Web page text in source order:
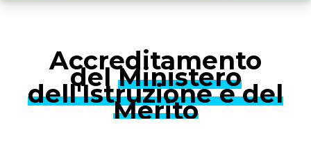
Accreditamento
delMinistero
dell'Istruzione e del
Merito